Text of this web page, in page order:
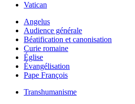
Vatican
Angelus
Audience générale
Béatification et canonisation
Curie romaine
Église
Évangélisation
Pape François
Transhumanisme